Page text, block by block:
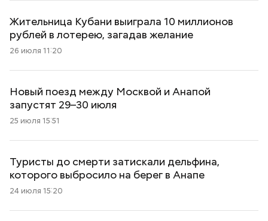
Жительница Кубани выиграла 10 миллионов
рублей в лотерею, загадав желание
26 июля 11:20
Новый поезд между Москвой и Анапой
запустят 29–30 июля
25 июля 15:51
Туристы до смерти затискали дельфина,
которого выбросило на берег в Анапе
24 июля 15:20